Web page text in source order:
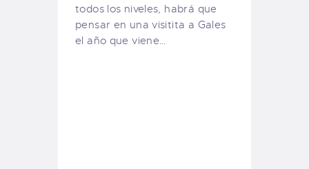
todos los niveles, habrá que
pensar en una visitita a Gales
el año que viene…